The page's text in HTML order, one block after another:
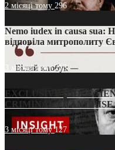
2 місяці тому 296
Nemo iudex in causa sua:
відповіла митрополиту
3 місяці тому213
EXCLUSIVE
CRIMINAL
3 місяці тому127